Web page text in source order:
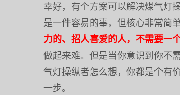
幸好，有个方案可以解决煤气灯
是一件容易的事，但核心非常简
力的、招人喜爱的人，不需要一
做起来难。但是当你意识到你
气灯操纵者怎么想，你都是个
一步。